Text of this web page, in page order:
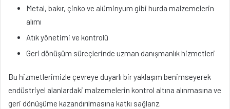
Metal, bakır, çinko ve alüminyum gibi hurda malzemelerin
alımı
Atık yönetimi ve kontrolü
Geri dönüşüm süreçlerinde uzman danışmanlık hizmetleri
Bu hizmetlerimizle çevreye duyarlı bir yaklaşım benimseyerek
endüstriyel alanlardaki malzemelerin kontrol altına alınmasına ve
geri dönüşüme kazandırılmasına katkı sağlarız.